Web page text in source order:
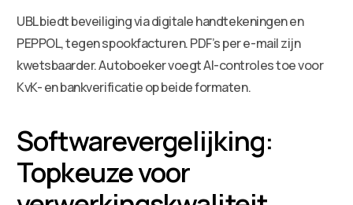
UBL biedt beveiliging via digitale handtekeningen en
PEPPOL, tegen spookfacturen. PDF’s per e-mail zijn
kwetsbaarder. Autoboeker voegt AI-controles toe voor
KvK- en bankverificatie op beide formaten.
Softwarevergelijking:
Topkeuze voor